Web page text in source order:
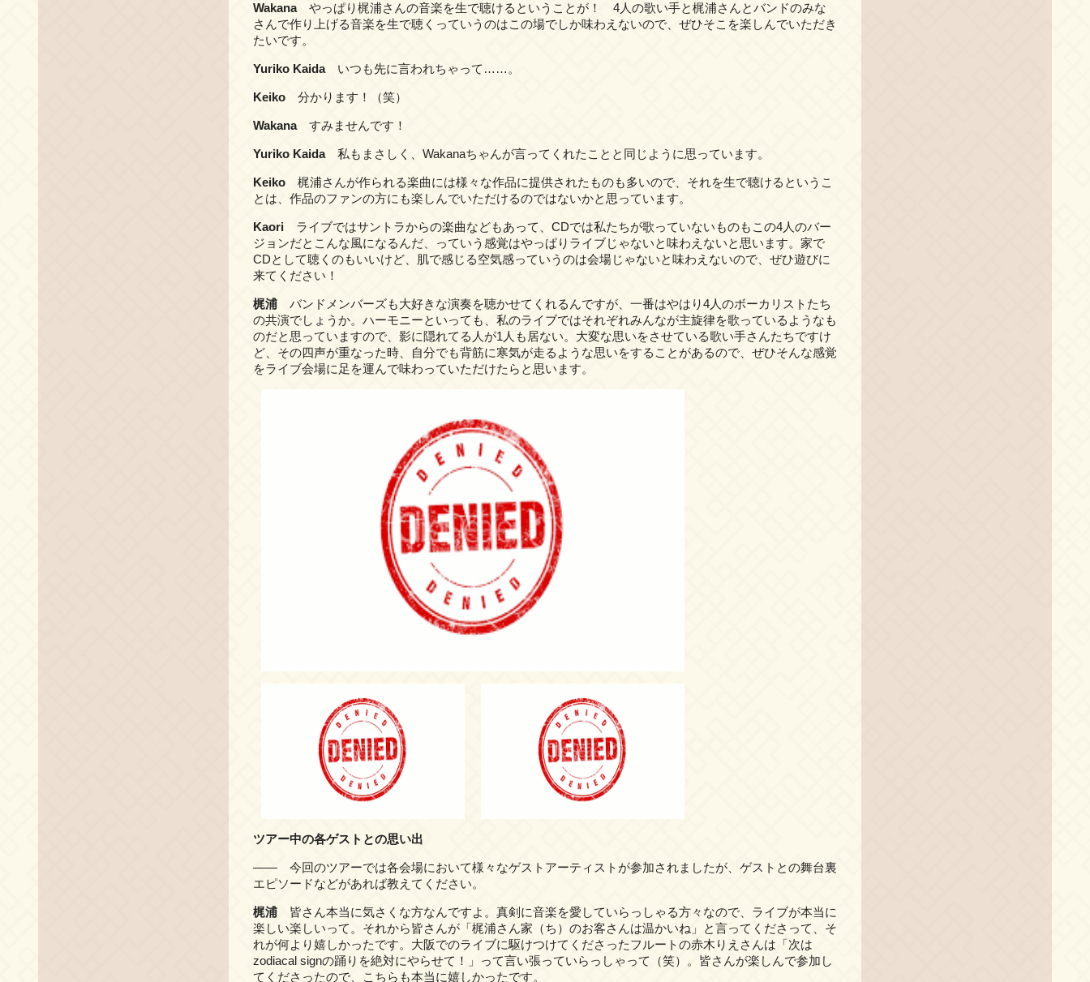
Wakanaやっぱり梶浦さんの音楽を生で聴けるということが！ 4人の歌い手と梶浦さんとバンドのみな
さんで作り上げる音楽を生で聴くっていうのはこの場でしか味わえないので、ぜひそこを楽しんでいただき
たいです。
Yuriko Kaidaいつも先に言われちゃって……。
Keiko 分かります！（笑）
Wakanaすみませんです！
Yuriko Kaida私もまさしく、Wakanaちゃんが言ってくれたことと同じように思っています。
Keiko 梶浦さんが作られる楽曲には様々な作品に提供されたものも多いので、それを生で聴けるというこ
とは、作品のファンの方にも楽しんでいただけるのではないかと思っています。
Kaori ライブではサントラからの楽曲などもあって、CDでは私たちが歌っていないものもこの4人のバー
ジョンだとこんな風になるんだ、っていう感覚はやっぱりライブじゃないと味わえないと思います。家で
CDとして聴くのもいいけど、肌で感じる空気感っていうのは会場じゃないと味わえないので、ぜひ遊びに
来てください！
梶浦 バンドメンバーズも大好きな演奏を聴かせてくれるんですが、一番はやはり4人のボーカリストたち
の共演でしょうか。ハーモニーといっても、私のライブではそれぞれみんなが主旋律を歌っているようなも
のだと思っていますので、影に隠れてる人が1人も居ない。大変な思いをさせている歌い手さんたちですけ
ど、その四声が重なった時、自分でも背筋に寒気が走るような思いをすることがあるので、ぜひそんな感覚
をライブ会場に足を運んで味わっていただけたらと思います。
ツアー中の各ゲストとの思い出
―― 今回のツアーでは各会場において様々なゲストアーティストが参加されましたが、ゲストとの舞台裏
エピソードなどがあれば教えてください。
梶浦 皆さん本当に気さくな方なんですよ。真剣に音楽を愛していらっしゃる方々なので、ライブが本当に
楽しい楽しいって。それから皆さんが「梶浦さん家（ち）のお客さんは温かいね」と言ってくださって、そ
れが何より嬉しかったです。大阪でのライブに駆けつけてくださったフルートの赤木りえさんは「次は
zodiacal signの踊りを絶対にやらせて！」って言い張っていらっしゃって（笑）。皆さんが楽しんで参加し
てくださったので、こちらも本当に嬉しかったです。